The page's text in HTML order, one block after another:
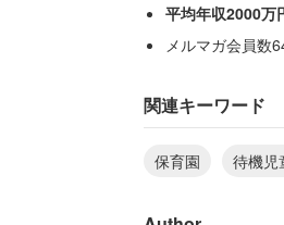
平均年収2000万
メルマガ会員数
関連キーワード
保育園 待機児